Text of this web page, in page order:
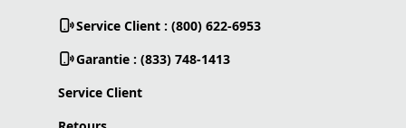
Service Client : (800) 622-6953
Garantie : (833) 748-1413
Service Client